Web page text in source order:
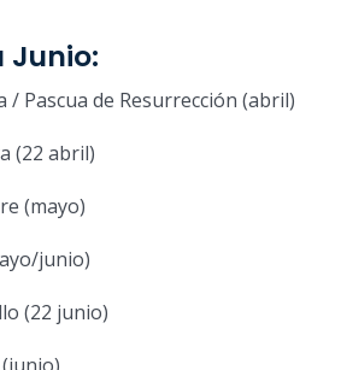
Junio:
/ Pascua de Resurrección (abril)
(22 abril)
(mayo)
junio)
(22 junio)